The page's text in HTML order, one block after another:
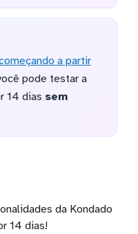
a partir
pode testar a
14 dias sem
da Kondado
14 dias!